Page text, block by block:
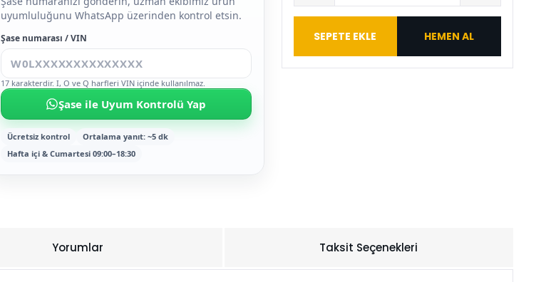
uyumluluğunu WhatsApp üzerinden kontrol etsin.
Şase numarası / VIN
17 karakterdir. I, O ve Q harfleri VIN içinde kullanılmaz.
Şase ile Uyum Kontrolü Yap
Ücretsiz kontrol
Ortalama yanıt: ~5 dk
Hafta içi & Cumartesi 09:00–18:30
SEPETE EKLE HEMEN AL
Yorumlar Taksit Seçenekleri